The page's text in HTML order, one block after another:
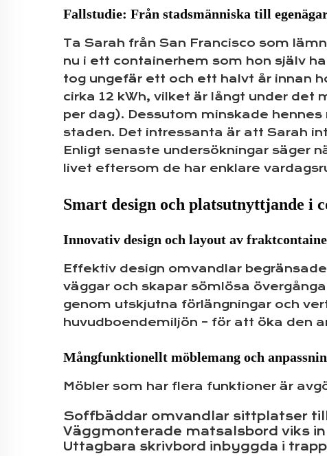
Fallstudie: Från stadsmänniska till
Ta Sarah från San Francisco som
nu i ett containerhem som hon själv
tog ungefär ett och ett halvt år innan
cirka 12 kWh, vilket är långt under
per dag). Dessutom minskade
staden. Det intressanta är att Sarah
Enligt senaste undersökningar säger
livet eftersom de har enklare
Smart design och platsutnyttjande i
Innovativ design och layout av
Effektiv design omvandlar
väggar och skapar sömlösa
genom utskjutna förlängningar och
huvudboendemiljön – för att öka den
Mångfunktionellt möblemang och
Möbler som har flera funktioner är
Soffbäddar omvandlar sittplatser
Väggmonterade matsalsbord viks
Uttagbara skrivbord inbyggda i